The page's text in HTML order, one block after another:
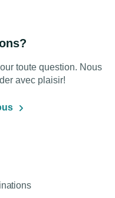
toute question. Nous
avec plaisir!